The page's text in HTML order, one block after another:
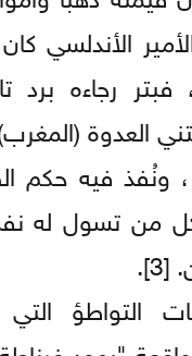
الأندلسي
فبتر رجاءه برد
العدوة
ونُفذ فيه حكم
من تسول له
التواطؤ